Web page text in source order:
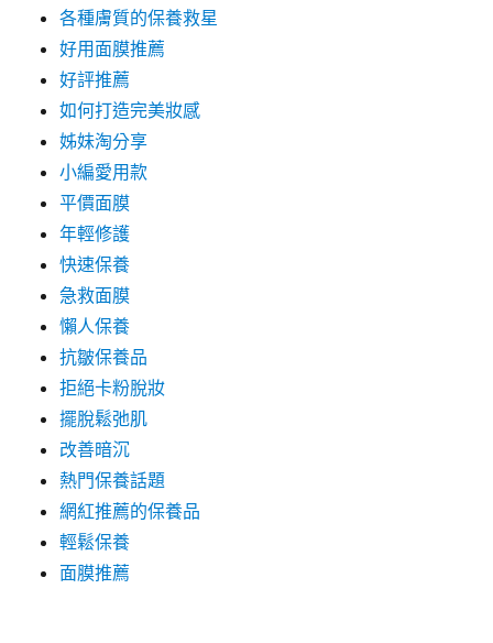
各種膚質的保養救星
好用面膜推薦
好評推薦
如何打造完美妝感
姊妹淘分享
小編愛用款
平價面膜
年輕修護
快速保養
急救面膜
懶人保養
抗皺保養品
拒絕卡粉脫妝
擺脫鬆弛肌
改善暗沉
熱門保養話題
網紅推薦的保養品
輕鬆保養
面膜推薦